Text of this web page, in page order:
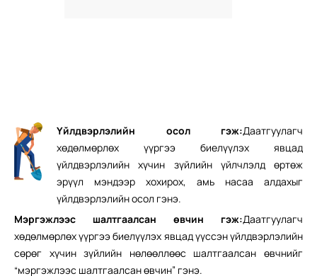
Үйлдвэрлэлийн осол гэж:Даатгуулагч
хөдөлмөрлөх үүргээ биелүүлэх явцад
үйлдвэрлэлийн хүчин зүйлийн үйлчлэлд өртөж
эрүүл мэндээр хохирох, амь насаа алдахыг
үйлдвэрлэлийн осол гэнэ.
Мэргэжлээс шалтгаалсан өвчин гэж:Даатгуулагч
хөдөлмөрлөх үүргээ биелүүлэх явцад үүссэн үйлдвэрлэлийн
сөрөг хүчин зүйлийн нөлөөллөөс шалтгаалсан өвчнийг
“мэргэжлээс шалтгаалсан өвчин” гэнэ.